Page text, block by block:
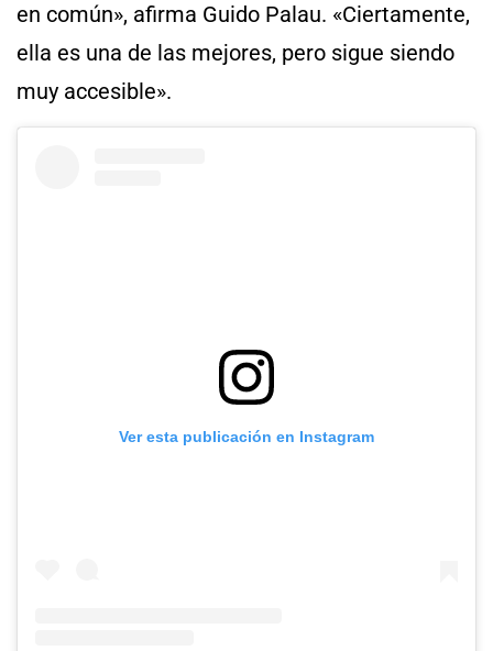
en común», afirma Guido Palau. «Ciertamente,
ella es una de las mejores, pero sigue siendo
muy accesible».
Ver esta publicación en Instagram